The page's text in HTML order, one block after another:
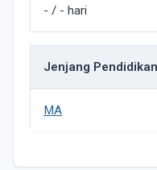
- / - hari
Jenjang Pendidikan
MA